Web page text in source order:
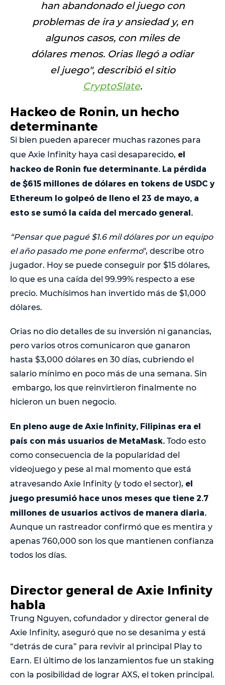
han abandonado el juego con
problemas de ira y ansiedad y, en
algunos casos, con miles de
dólares menos. Orias llegó a odiar
el juego", describió el sitio
CryptoSlate.
Hackeo de Ronin, un hecho
determinante
Si bien pueden aparecer muchas razones para
que Axie Infinity haya casi desaparecido, el
hackeo de Ronin fue determinante. La pérdida
de $615 millones de dólares en tokens de USDC y
Ethereum lo golpeó de lleno el 23 de mayo, a
esto se sumó la caída del mercado general.
“Pensar que pagué $1.6 mil dólares por un equipo
el año pasado me pone enfermo", describe otro
jugador. Hoy se puede conseguir por $15 dólares,
lo que es una caída del 99.99% respecto a ese
precio. Muchísimos han invertido más de $1,000
dólares.
Orias no dio detalles de su inversión ni ganancias,
pero varios otros comunicaron que ganaron
hasta $3,000 dólares en 30 días, cubriendo el
salario mínimo en poco más de una semana. Sin
embargo, los que reinvirtieron finalmente no
hicieron un buen negocio.
En pleno auge de Axie Infinity, Filipinas era el
país con más usuarios de MetaMask. Todo esto
como consecuencia de la popularidad del
videojuego y pese al mal momento que está
atravesando Axie Infinity (y todo el sector), el
juego presumió hace unos meses que tiene 2.7
millones de usuarios activos de manera diaria.
Aunque un rastreador confirmó que es mentira y
apenas 760,000 son los que mantienen confianza
todos los días.
Director general de Axie Infinity
habla
Trung Nguyen, cofundador y director general de
Axie Infinity, aseguró que no se desanima y está
“detrás de cura” para revivir al principal Play to
Earn. El último de los lanzamientos fue un staking
con la posibilidad de lograr AXS, el token principal.